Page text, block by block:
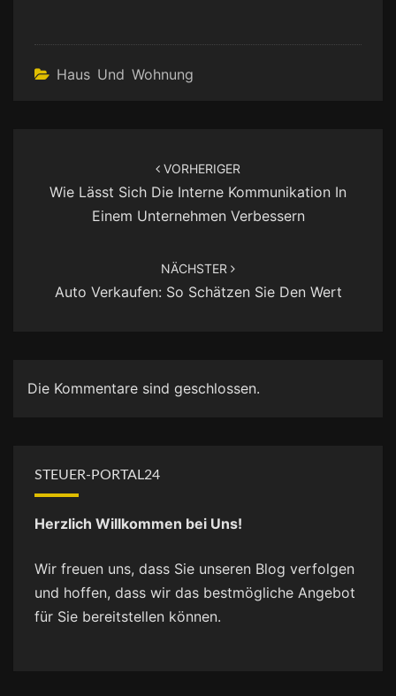
Haus Und Wohnung
VORHERIGER
Wie Lässt Sich Die Interne Kommunikation In
Einem Unternehmen Verbessern
NÄCHSTER
Auto Verkaufen: So Schätzen Sie Den Wert
Die Kommentare sind geschlossen.
STEUER-PORTAL24
Herzlich Willkommen bei Uns!
Wir freuen uns, dass Sie unseren Blog verfolgen
und hoffen, dass wir das bestmögliche Angebot
für Sie bereitstellen können.